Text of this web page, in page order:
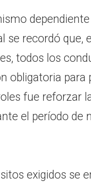
se recordó que,
todos los
obligatoria para
fue reforzar
el período de
exigidos se